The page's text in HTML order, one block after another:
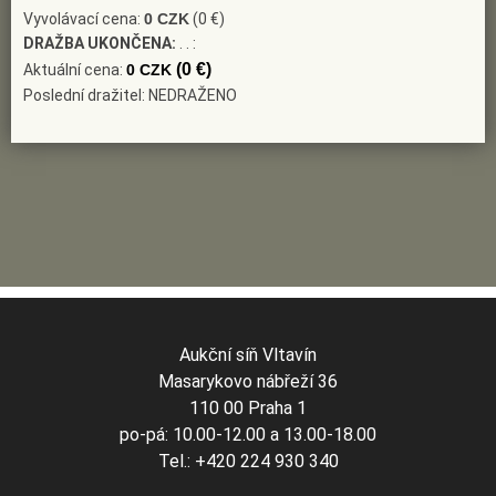
Vyvolávací cena: 0 CZK(0 €)
DRAŽBA UKONČENA: . . :
Aktuální cena: 0 CZK (0 €)
Poslední dražitel: NEDRAŽENO
Aukční síň Vltavín
Masarykovo nábřeží 36
110 00 Praha 1
po-pá: 10.00-12.00 a 13.00-18.00
Tel.: +420 224 930 340